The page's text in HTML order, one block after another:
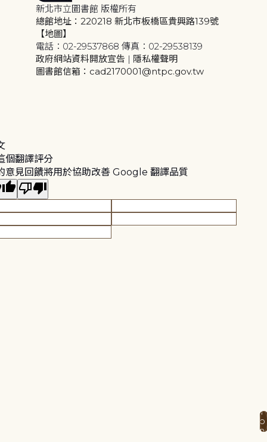
新北市立圖書館 版權所有
總館地址：220218 新北市板橋區貴興路139號
【地圖】
電話：02-29537868 傳真：02-29538139
政府網站資料開放宣告 | 隱私權聲明
圖書館信箱：cad2170001@ntpc.gov.tw
個翻譯評分
意見回饋將用於協助改善 Google 翻譯品質